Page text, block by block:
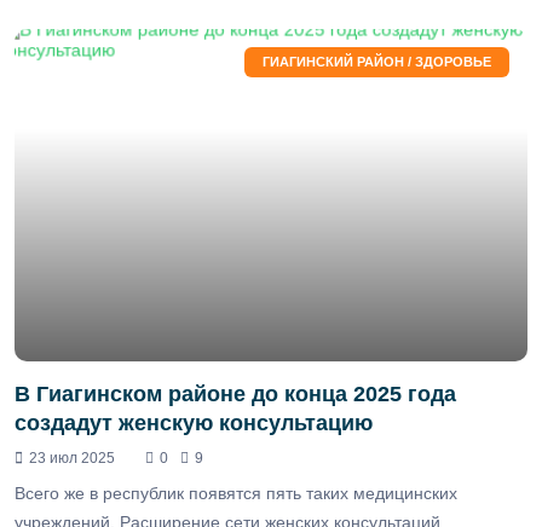
ГИАГИНСКИЙ РАЙОН / ЗДОРОВЬЕ
В Гиагинском районе до конца 2025 года
создадут женскую консультацию
23 июл 2025 0 9
Всего же в республик появятся пять таких медицинских
учреждений. Расширение сети женских консультаций